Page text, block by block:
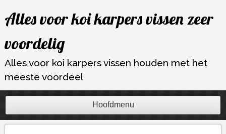
naar
inhoud
Alles voor koi karpers vissen zeer
voordelig
Alles voor koi karpers vissen houden met het
meeste voordeel
Hoofdmenu